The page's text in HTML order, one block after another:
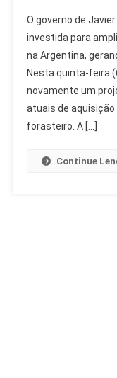
O governo de
investida para
na Argentina,
Nesta quinta-feira
novamente um
atuais de
forasteiro. A […]
Continue